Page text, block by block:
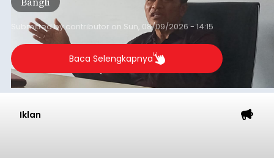
kunjung cair.
Submitted bycontributor on Sun, 08/09/2026 - 14:15
Baca Selengkapnya
Iklan